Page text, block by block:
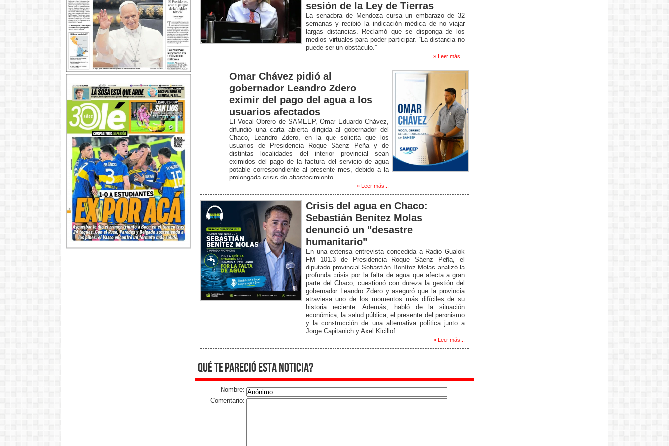
sesión de la Ley de Tierras
La senadora de Mendoza cursa un embarazo de 32
semanas y recibió la indicación médica de no viajar
largas distancias. Reclamó que se disponga de los
medios virtuales para poder participar. “La distancia no
puede ser un obstáculo.”
» Leer más...
Omar Chávez pidió al
gobernador Leandro Zdero
eximir del pago del agua a los
usuarios afectados
El Vocal Obrero de SAMEEP, Omar Eduardo Chávez,
difundió una carta abierta dirigida al gobernador del
Chaco, Leandro Zdero, en la que solicita que los
usuarios de Presidencia Roque Sáenz Peña y de
distintas localidades del interior provincial sean
eximidos del pago de la factura del servicio de agua
potable correspondiente al presente mes, debido a la
prolongada crisis de abastecimiento.
» Leer más...
Crisis del agua en Chaco:
Sebastián Benítez Molas
denunció un "desastre
humanitario"
En una extensa entrevista concedida a Radio Gualok
FM 101.3 de Presidencia Roque Sáenz Peña, el
diputado provincial Sebastián Benítez Molas analizó la
profunda crisis por la falta de agua que afecta a gran
parte del Chaco, cuestionó con dureza la gestión del
gobernador Leandro Zdero y aseguró que la provincia
atraviesa uno de los momentos más difíciles de su
historia reciente. Además, habló de la situación
económica, la salud pública, el presente del peronismo
y la construcción de una alternativa política junto a
Jorge Capitanich y Axel Kicillof.
» Leer más...
qué te pareció esta noticia?
Nombre:
Comentario: